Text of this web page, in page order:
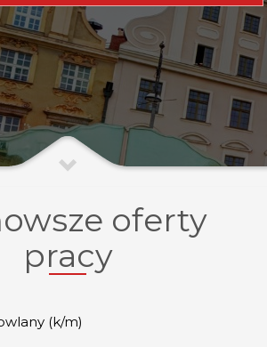
oferty
pracy
(k/m)